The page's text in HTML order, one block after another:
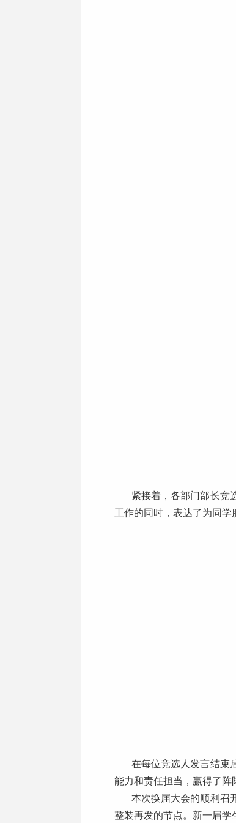
紧接着，各部门部长竞
工作的同时，表达了为同学
在每位竞选人发言结束
能力和责任担当，赢得了阵
本次换届大会的顺利召
整装再发的节点。新一届学